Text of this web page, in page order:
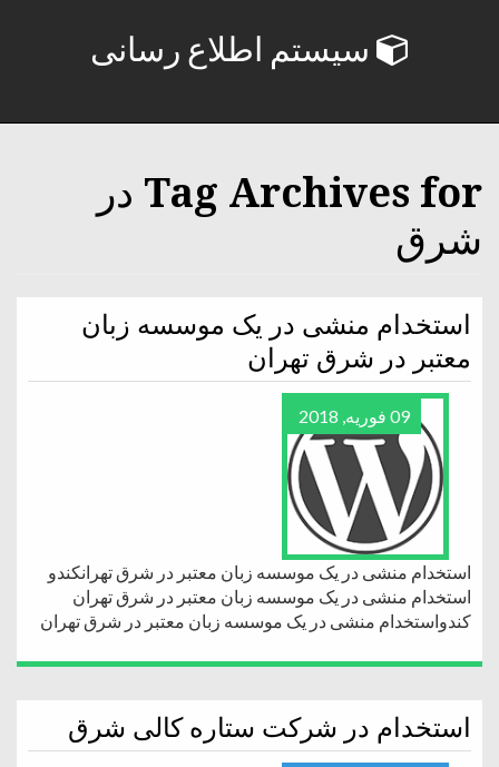
سیستم اطلاع رسانی
Tag Archives for در
شرق
استخدام منشی در یک موسسه زبان
معتبر در شرق تهران
09 فوریه, 2018
استخدام منشی در یک موسسه زبان معتبر در شرق تهرانکندو
استخدام منشی در یک موسسه زبان معتبر در شرق تهران
کندواستخدام منشی در یک موسسه زبان معتبر در شرق تهران
استخدام در شرکت ستاره کالی شرق